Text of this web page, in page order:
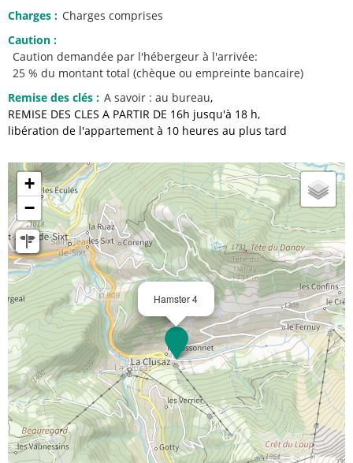
Charges : Charges comprises
Caution :
Caution demandée par l'hébergeur à l'arrivée:
25 % du montant total (chèque ou empreinte bancaire)
Remise des clés : A savoir : au bureau
REMISE DES CLES A PARTIR DE 16h jusqu'à 18 h
libération de l'appartement à 10 heures au plus tard
Hamster 4
+
−